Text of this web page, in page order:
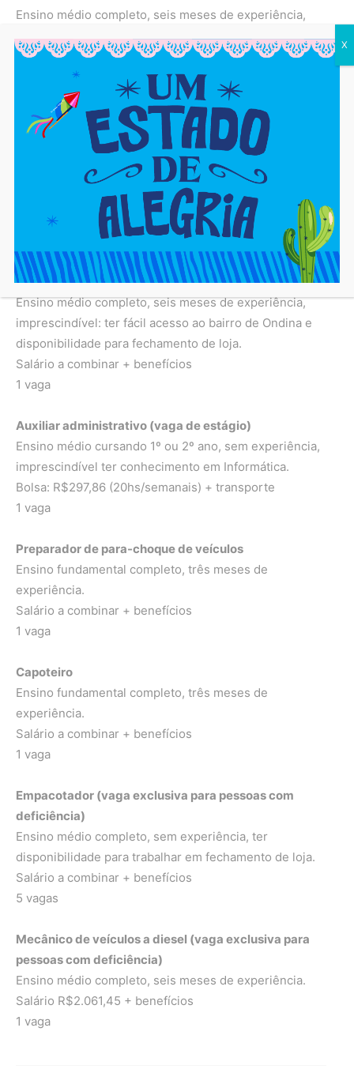
Ensino médio completo, seis meses de experiência,
CNH B definitiva, veículo próprio, conhecimento de
informática, habilidade com veículos automáticos e
Salário R$1.400,00 + benefícios
4 vagas
Auxiliar de limpeza pesada
Ensino médio completo, seis meses de experiência,
vaga zoneada para moradores de Camaçari.
Salário R$1.321,00 + benefícios
Repositor de hortifruti
Ensino médio completo, seis meses de experiência,
imprescindível: ter fácil acesso ao bairro de Ondina e
disponibilidade para fechamento de loja.
Salário a combinar + benefícios
1 vaga
Auxiliar administrativo (vaga de estágio)
Ensino médio cursando 1º ou 2º ano, sem experiência,
imprescindível ter conhecimento em Informática.
Bolsa: R$297,86 (20hs/semanais) + transporte
1 vaga
Preparador de para-choque de veículos
Ensino fundamental completo, três meses de
experiência.
Salário a combinar + benefícios
1 vaga
Capoteiro
Ensino fundamental completo, três meses de
experiência.
Salário a combinar + benefícios
1 vaga
Empacotador (vaga exclusiva para pessoas com
deficiência)
Ensino médio completo, sem experiência, ter
disponibilidade para trabalhar em fechamento de loja.
Salário a combinar + benefícios
5 vagas
Mecânico de veículos a diesel (vaga exclusiva para
pessoas com deficiência)
Ensino médio completo, seis meses de experiência.
Salário R$2.061,45 + benefícios
1 vaga
X